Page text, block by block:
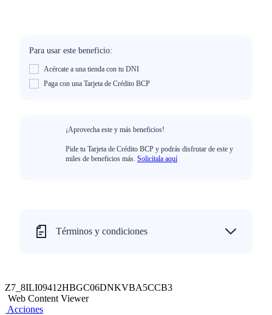
Para usar este beneficio:
Acércate a una tienda con tu DNI
Paga con una Tarjeta de Crédito BCP
¡Aprovecha este y más beneficios!
Pide tu Tarjeta de Crédito BCP y podrás disfrutar de este y
miles de beneficios más. Solicítala aquí
Términos y condiciones
Z7_8ILI09412HBGC06DNKVBA5CCB3
Web Content Viewer
Acciones